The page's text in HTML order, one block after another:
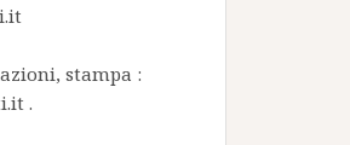
stampa :
.